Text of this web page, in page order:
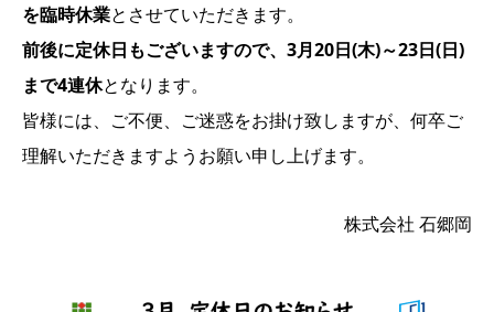
を臨時休業とさせていただきます。
前後に定休日もございますので、3月20日(木)～23日(日)
まで4連休となります。
皆様には、ご不便、ご迷惑をお掛け致しますが、何卒ご
理解いただきますようお願い申し上げます。
株式会社 石郷岡